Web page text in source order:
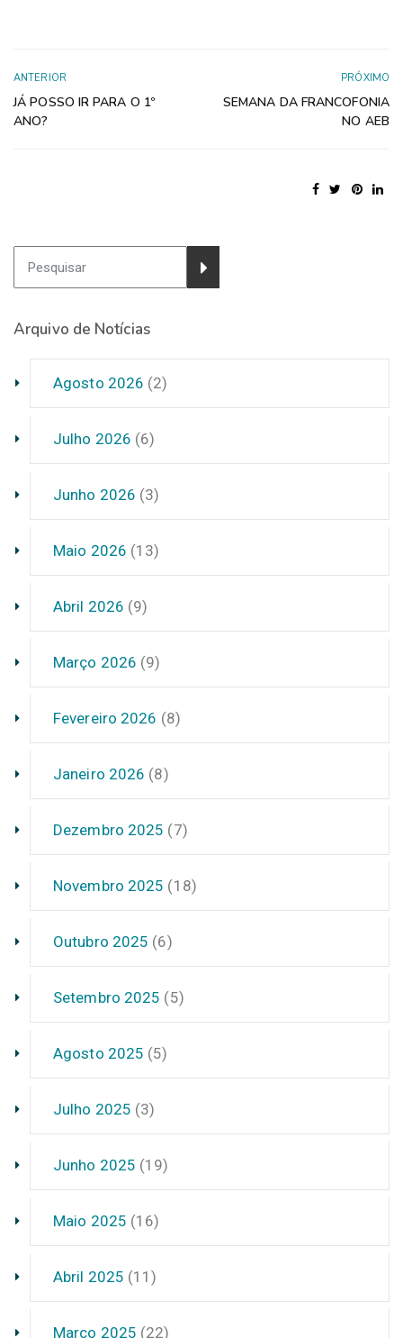
ANTERIOR
JÁ POSSO IR PARA O 1º
ANO?
PRÓXIMO
SEMANA DA FRANCOFONIA
NO AEB
Arquivo de Notícias
Agosto 2026 (2)
Julho 2026 (6)
Junho 2026 (3)
Maio 2026 (13)
Abril 2026 (9)
Março 2026 (9)
Fevereiro 2026 (8)
Janeiro 2026 (8)
Dezembro 2025 (7)
Novembro 2025 (18)
Outubro 2025 (6)
Setembro 2025 (5)
Agosto 2025 (5)
Julho 2025 (3)
Junho 2025 (19)
Maio 2025 (16)
Abril 2025 (11)
Março 2025 (22)